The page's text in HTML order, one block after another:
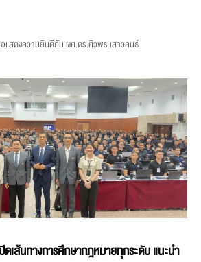
แสดงความยินดีกับ ผศ.ดร.ศิวพร เสาวคนธ์
เส้นทางการศึกษากฎหมายทุกระดับ แนะนำ